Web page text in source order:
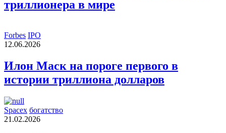
триллионера в мире
Forbes IPO
12.06.2026
Илон Маск на пороге первого в
истории триллиона долларов
Spacex богатство
21.02.2026